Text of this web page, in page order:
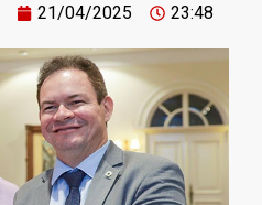
21/04/2025 23:48